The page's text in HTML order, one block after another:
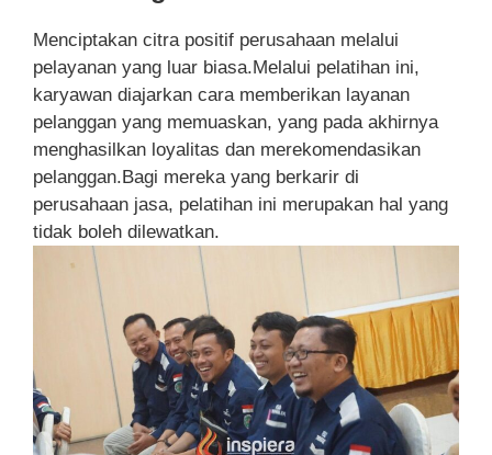
Menciptakan citra positif perusahaan melalui
pelayanan yang luar biasa.Melalui pelatihan ini,
karyawan diajarkan cara memberikan layanan
pelanggan yang memuaskan, yang pada akhirnya
menghasilkan loyalitas dan merekomendasikan
pelanggan.Bagi mereka yang berkarir di
perusahaan jasa, pelatihan ini merupakan hal yang
tidak boleh dilewatkan.